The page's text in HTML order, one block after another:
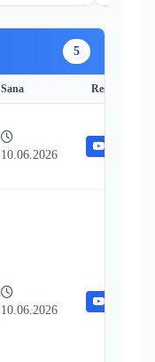
5
Sana Resurslar
10.06.2026
10.06.2026